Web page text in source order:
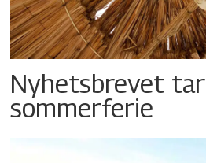
Nyhetsbrevet tar
sommerferie